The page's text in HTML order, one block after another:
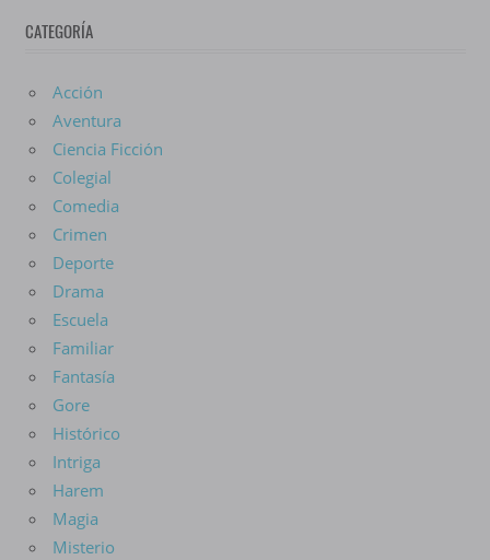
Anime
CATEGORÍA
Acción
Aventura
Ciencia Ficción
Colegial
Comedia
Crimen
Deporte
Drama
Escuela
Familiar
Fantasía
Gore
Histórico
Intriga
Harem
Magia
Misterio